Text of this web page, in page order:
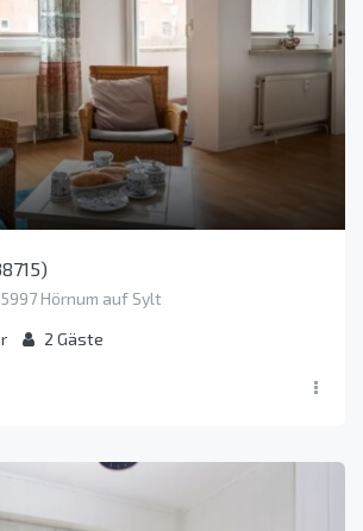
Hörnum auf Sylt
2 Gäste